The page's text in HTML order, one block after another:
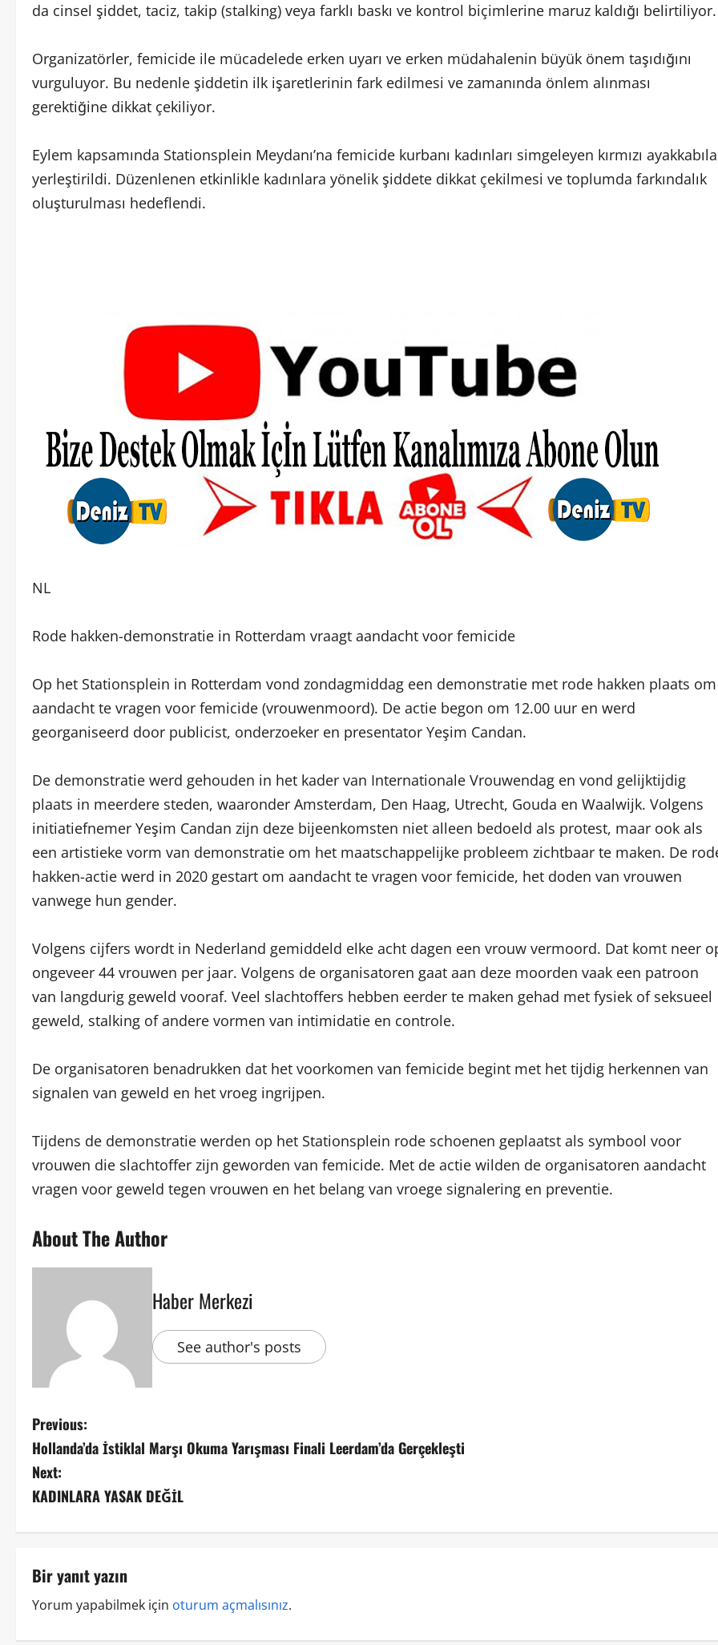
da cinsel şiddet, taciz, takip (stalking) veya farklı baskı ve kontrol biçimlerine maruz kaldığı belirtiliyor.
Organizatörler, femicide ile mücadelede erken uyarı ve erken müdahalenin büyük önem taşıdığını
vurguluyor. Bu nedenle şiddetin ilk işaretlerinin fark edilmesi ve zamanında önlem alınması
gerektiğine dikkat çekiliyor.
Eylem kapsamında Stationsplein Meydanı’na femicide kurbanı kadınları simgeleyen kırmızı
yerleştirildi. Düzenlenen etkinlikle kadınlara yönelik şiddete dikkat çekilmesi ve toplumda farkındalık
oluşturulması hedeflendi.
NL
Rode hakken-demonstratie in Rotterdam vraagt aandacht voor femicide
Op het Stationsplein in Rotterdam vond zondagmiddag een demonstratie met rode hakken plaats om
aandacht te vragen voor femicide (vrouwenmoord). De actie begon om 12.00 uur en werd
georganiseerd door publicist, onderzoeker en presentator Yeşim Candan.
De demonstratie werd gehouden in het kader van Internationale Vrouwendag en vond gelijktijdig
plaats in meerdere steden, waaronder Amsterdam, Den Haag, Utrecht, Gouda en Waalwijk. Volgens
initiatiefnemer Yeşim Candan zijn deze bijeenkomsten niet alleen bedoeld als protest, maar ook als
een artistieke vorm van demonstratie om het maatschappelijke probleem zichtbaar te maken. De
hakken-actie werd in 2020 gestart om aandacht te vragen voor femicide, het doden van vrouwen
vanwege hun gender.
Volgens cijfers wordt in Nederland gemiddeld elke acht dagen een vrouw vermoord. Dat komt neer
ongeveer 44 vrouwen per jaar. Volgens de organisatoren gaat aan deze moorden vaak een patroon
van langdurig geweld vooraf. Veel slachtoffers hebben eerder te maken gehad met fysiek of seksueel
geweld, stalking of andere vormen van intimidatie en controle.
De organisatoren benadrukken dat het voorkomen van femicide begint met het tijdig herkennen van
signalen van geweld en het vroeg ingrijpen.
Tijdens de demonstratie werden op het Stationsplein rode schoenen geplaatst als symbool voor
vrouwen die slachtoffer zijn geworden van femicide. Met de actie wilden de organisatoren aandacht
vragen voor geweld tegen vrouwen en het belang van vroege signalering en preventie.
About The Author
Haber Merkezi
See author's posts
Previous:
Hollanda’da İstiklal Marşı Okuma Yarışması Finali Leerdam’da Gerçekleşti
Next:
KADINLARA YASAK DEĞİL
Bir yanıt yazın
Yorum yapabilmek için oturum açmalısınız.